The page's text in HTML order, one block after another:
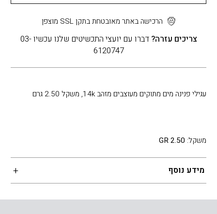
הרכישה באתר מאובטחת בתקן SSL מוצפן
צריכים עזרה?
דברו עם יועצי התכשיטים שלנו עכשיו 03-
6120747
עגילי פנינה מים מתוקים מעוצבים מזהב 14k, משקל 2.50 גרם
משקל: 2.50 GR
מידע נוסף